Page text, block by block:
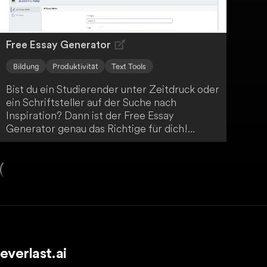
Free Essay Generator
Bildung Produktivität Text Tools
Bist du ein Studierender unter Zeitdruck oder
ein Schriftsteller auf der Suche nach
Inspiration? Dann ist der Free Essay
Generator genau das Richtige für dich!
Mithilfe fortschrittlicher KI-Technologie
everlast.ai